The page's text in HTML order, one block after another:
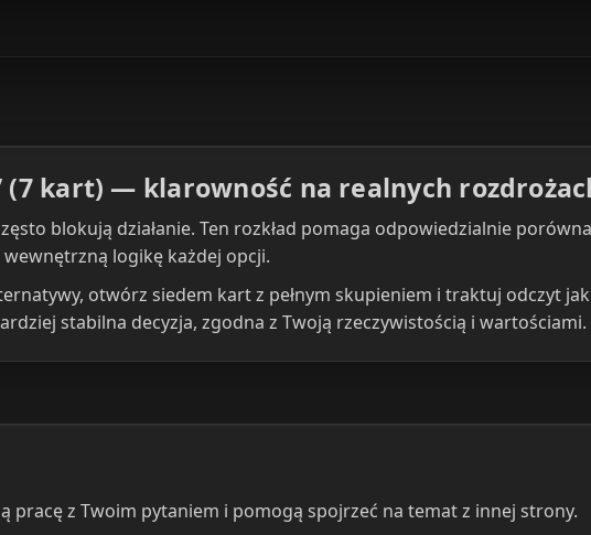
(7 kart) — klarowność na realnych
blokują działanie. Ten rozkład pomaga odpowiedzialnie
logikę każdej opcji.
otwórz siedem kart z pełnym skupieniem i traktuj odczyt
stabilna decyzja, zgodna z Twoją rzeczywistością i wartościami.
pracę z Twoim pytaniem i pomogą spojrzeć na temat z innej strony.